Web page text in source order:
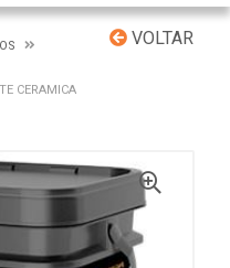
VOLTAR
CERAMICA